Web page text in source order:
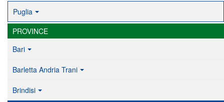
Puglia
PROVINCE
Bari
Barletta Andria Trani
Brindisi